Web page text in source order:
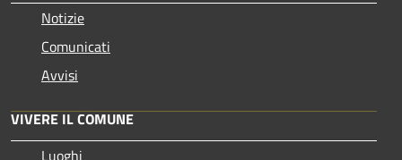
Notizie
Comunicati
Avvisi
VIVERE IL COMUNE
Luoghi